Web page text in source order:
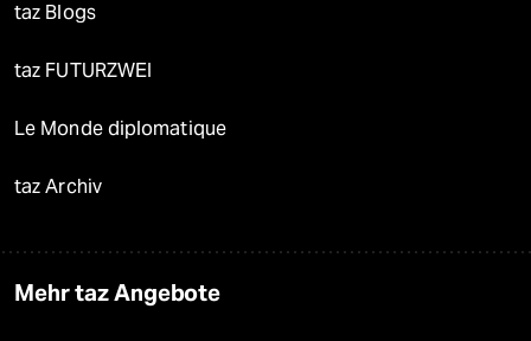
taz Blogs
taz FUTURZWEI
Le Monde diplomatique
taz Archiv
Mehr taz Angebote